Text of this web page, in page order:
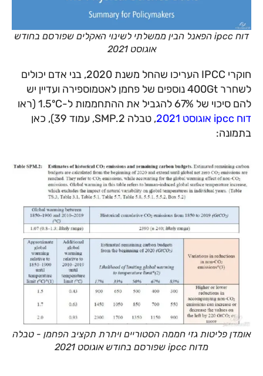
דוח ipcc הפאנל הבין ממשלתי לשינוי האקלים שפורסם בחודש
אוגוסט 2021
חוקרי IPCC העריכו שהחל משנת 2020, בני אדם יכולים
לשחרר 400Gt נוספים של פחמן לאטמוספירה ועדיין יש
להם סיכוי של 67% להגביל את ההתחממות ל-1.5ºC (ראו
דוח ipcc אוגוסט 2021
, טבלה SMP.2, עמוד 39), כאן
בתמונה:
אומדן פליטות גזי חממה הסטוריים ויתרת תקציב הפחמן - טבלה
מדוח ipcc שפורסם בחודש אוגוסט 2021